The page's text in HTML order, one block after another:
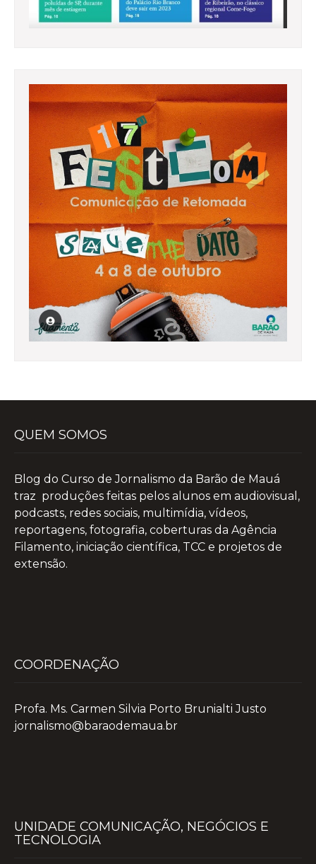
QUEM SOMOS
Blog do Curso de Jornalismo da Barão de Mauá
traz produções feitas pelos alunos em audiovisual,
podcasts, redes sociais, multimídia, vídeos,
reportagens, fotografia, coberturas da Agência
Filamento, iniciação científica, TCC e projetos de
extensão.
COORDENAÇÃO
Profa. Ms. Carmen Silvia Porto Brunialti Justo
jornalismo@baraodemaua.br
UNIDADE COMUNICAÇÃO, NEGÓCIOS E
TECNOLOGIA